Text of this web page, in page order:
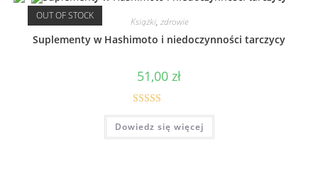
OUT OF STOCK Książki, zdrowie
Suplementy w Hashimoto i niedoczynności tarczycy
51,00 zł
Oceniono
5.00na 5
Dowiedz się więcej